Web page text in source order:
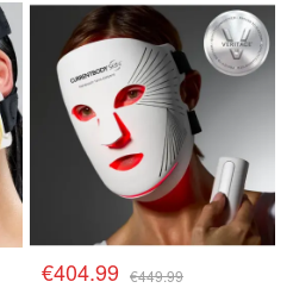
€404.99 €449.99